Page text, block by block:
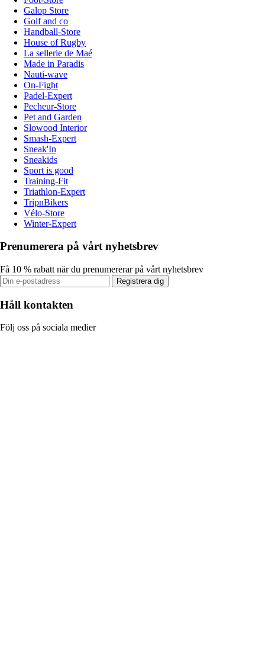
Galop Store
Golf and co
Handball-Store
House of Rugby
La sellerie de Maé
Made in Paradis
Nauti-wave
On-Fight
Padel-Expert
Pecheur-Store
Pet and Garden
Slowood Interior
Smash-Expert
Sneak'In
Sneakids
Sport is good
Training-Fit
Triathlon-Expert
TripnBikers
Vélo-Store
Winter-Expert
Prenumerera på vårt nyhetsbrev
Få 10 % rabatt när du prenumererar på vårt nyhetsbrev
Registrera dig
Håll kontakten
Följ oss på sociala medier